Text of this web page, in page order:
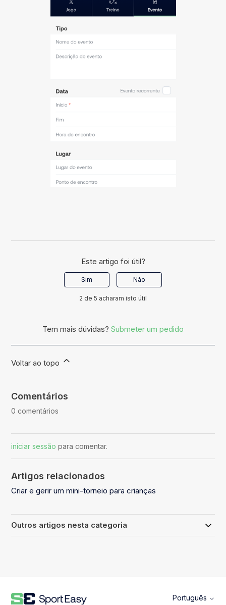
Este artigo foi útil?
Sim Não
2 de 5 acharam isto útil
Tem mais dúvidas? Submeter um pedido
Voltar ao topo
Comentários
0 comentários
iniciar sessão para comentar.
Artigos relacionados
Criar e gerir um mini-torneio para crianças
Outros artigos nesta categoria
Português